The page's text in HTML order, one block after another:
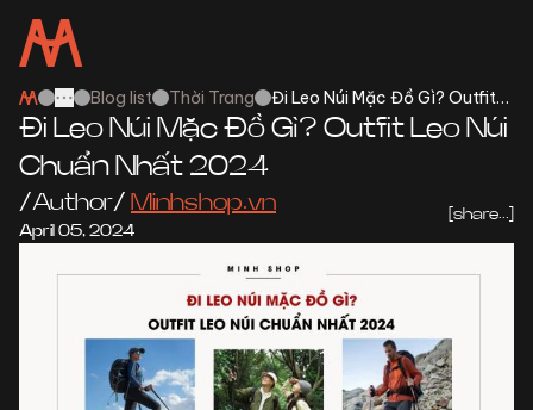
More
Toggle menu
Blog list Thời Trang
Đi Leo Núi Mặc Đồ Gì? Outfit
Leo Núi Chuẩn Nhất 2024
Đi Leo Núi Mặc Đồ Gì? Outfit Leo Núi
Chuẩn Nhất 2024
/Author/ Minhshop.vn
April 05, 2024
[share...]